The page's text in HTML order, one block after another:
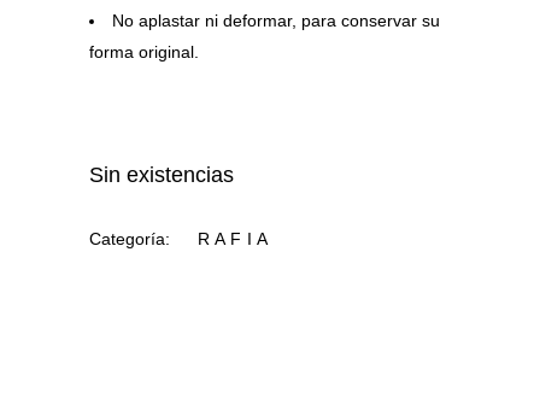
No aplastar ni deformar, para conservar su
forma original.
Sin existencias
Categoría: RAFIA